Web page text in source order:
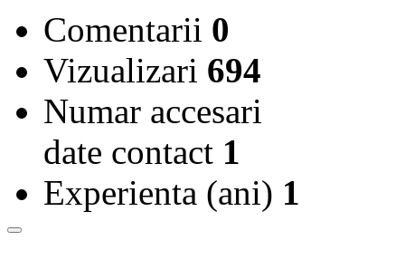
Comentarii 0
Vizualizari 694
Numar accesari
date contact 1
Experienta (ani) 1